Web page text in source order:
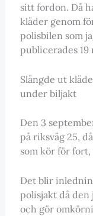
sitt fordon. Då
kläder genom
polisbilen som
publicerades 19
Slängde ut
under biljakt
Den 3
på riksväg 25,
som kör för
Det blir
polisjakt då den
och gör